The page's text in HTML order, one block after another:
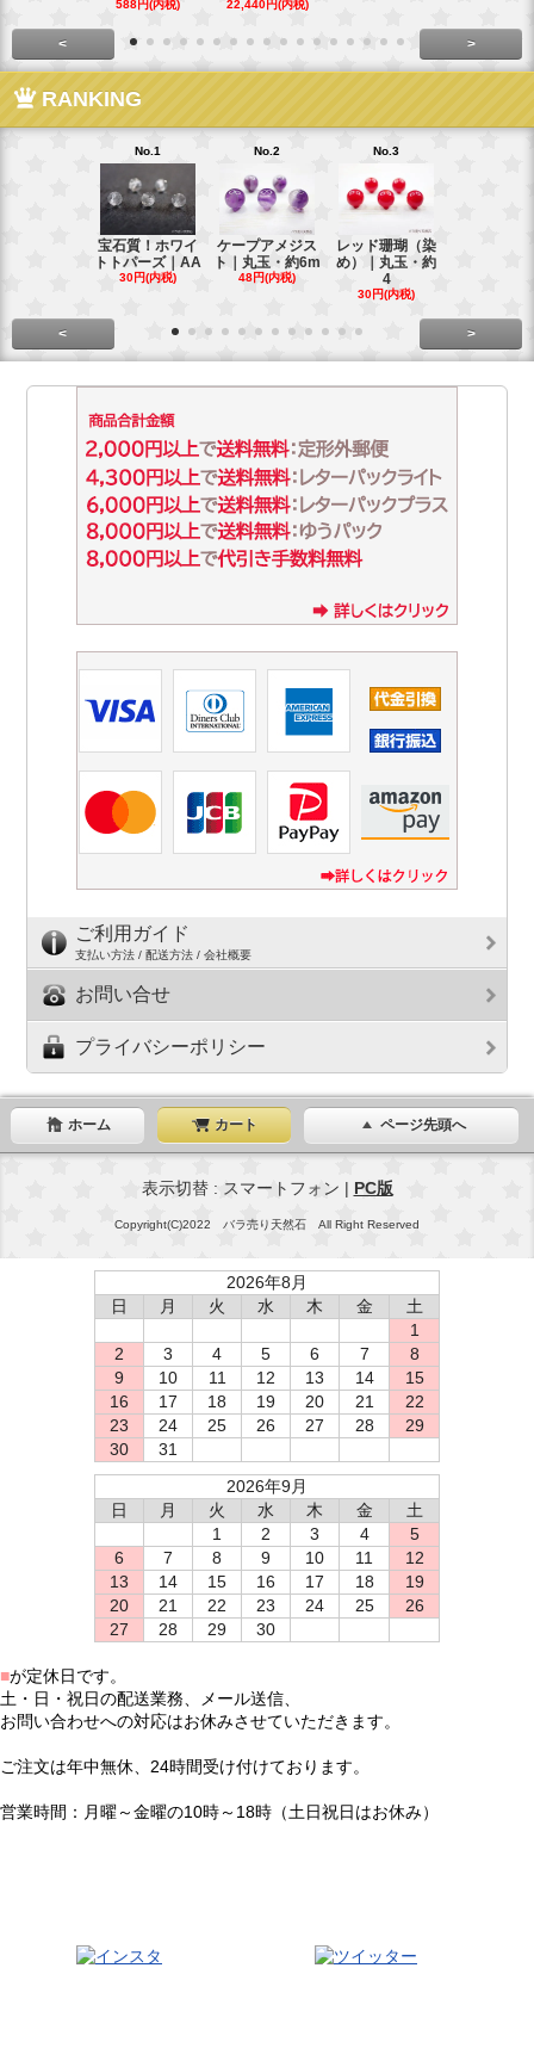
588円(内税) 22,440円(内税)
< >
RANKING
No.1
宝石質！ホワイ
トトパーズ｜AA
30円(内税)
No.2
ケープアメジス
ト｜丸玉・約6m
48円(内税)
No.3
レッド珊瑚（染
め）｜丸玉・約
4
30円(内税)
< >
ご利用ガイド
支払い方法 / 配送方法 / 会社概要
お問い合せ
プライバシーポリシー
ホーム カート ページ先頭へ
表示切替 : スマートフォン | PC版
Copyright(C)2022 バラ売り天然石 All Right Reserved
2026年8月
日
月 火 水 木 金
土
1
2
3 4 5 6 7
8
9
10 11 12 13 14
15
16
17 18 19 20 21
22
23
24 25 26 27 28
29
30
31
2026年9月
日
月 火 水 木 金
土
1
2 3 4
5
6
7 8 9 10 11
12
13
14 15 16 17 18
19
20
21 22 23 24 25
26
27
28 29 30
■が定休日です。
土・日・祝日の配送業務、メール送信、
お問い合わせへの対応はお休みさせていただきます。
ご注文は年中無休、24時間受け付けております。
営業時間：月曜～金曜の10時～18時（土日祝日はお休み）